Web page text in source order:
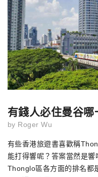
有錢人必住曼谷哪
by Roger Wu
有些香港旅遊書喜歡稱
能打得響呢？答案當然是響
Thonglo區各方面的排名都